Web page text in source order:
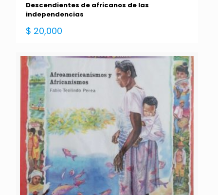
Descendientes de africanos de las
independencias
$ 20,000